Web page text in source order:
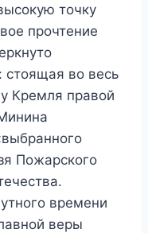
точку
прочтение
стоящая во весь
Кремля правой
Пожарского
времени
веры